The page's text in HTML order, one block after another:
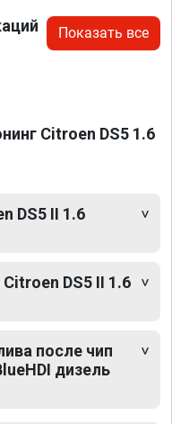
Показать все
Citroen DS5 1.6
DS5 II 1.6
DS5 II 1.6
после чип
дизель